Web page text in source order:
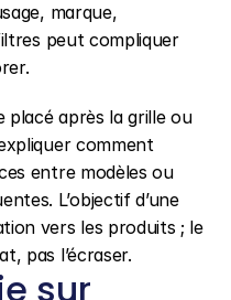
marque,
peut compliquer
après la grille ou
comment
entre modèles ou
L’objectif d’une
vers les produits ; le
pas l’écraser.
sur